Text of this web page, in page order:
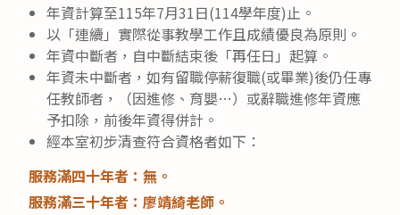
年資計算至115年7月31日(114學年度)止。
以「連續」實際從事教學工作且成績優良為原則。
年資中斷者，自中斷結束後「再任日」起算。
年資未中斷者，如有留職停薪復職(或畢業)後仍任專
任教師者，（因進修、育嬰…）或辭職進修年資應
予扣除，前後年資得併計。
經本室初步清查符合資格者如下：
服務滿四十年者：無。
服務滿三十年者：廖靖綺老師 。